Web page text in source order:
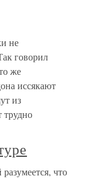
не
говорил
же
иссякают
из
трудно
что